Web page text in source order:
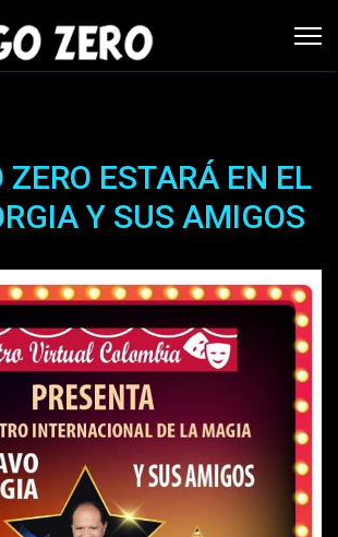
ZERO ESTARÁ EN EL
Y SUS AMIGOS